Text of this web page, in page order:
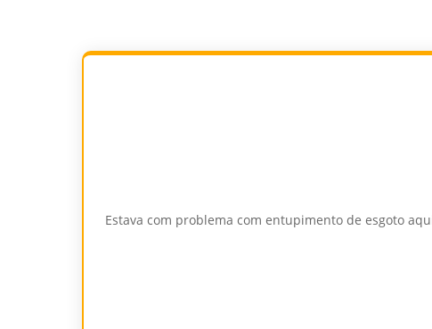
Estava com problema com entupimento de esgoto